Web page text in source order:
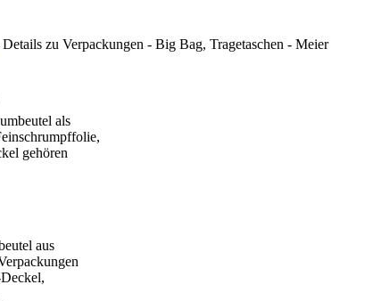
Details zu Verpackungen - Big Bag, Tragetaschen - Meier
als
gehören
aus